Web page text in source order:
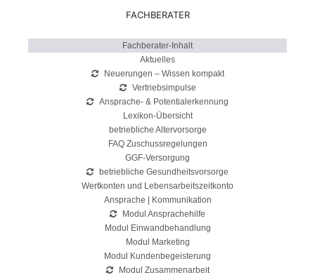
FACHBERATER
Fachberater-Inhalt
Aktuelles
Neuerungen – Wissen kompakt
Vertriebsimpulse
Ansprache- & Potentialerkennung
Lexikon-Übersicht
betriebliche Altervorsorge
FAQ Zuschussregelungen
GGF-Versorgung
betriebliche Gesundheitsvorsorge
Wertkonten und Lebensarbeitszeitkonto
Ansprache | Kommunikation
Modul Ansprachehilfe
Modul Einwandbehandlung
Modul Marketing
Modul Kundenbegeisterung
Modul Zusammenarbeit